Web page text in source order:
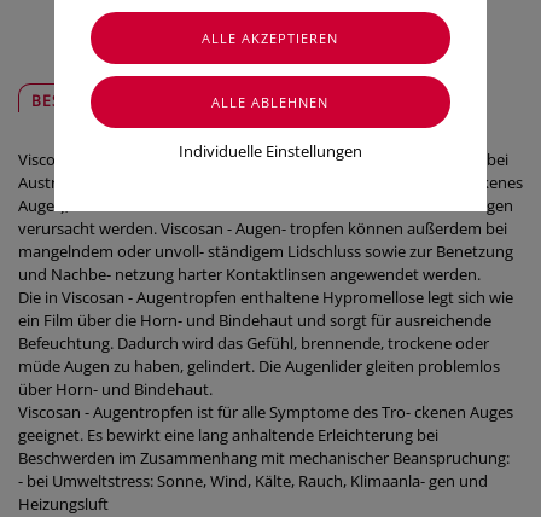
BESCHREIBUNG SICHER & REGIONAL
Viscosan - Augentropfen ist ein Tränenersatzmit- und hilft schnell bei
Austrocknungserschei- nungen der Horn- und Bindehäute ("Trockenes
Auge"), die durch Tränensekretions- und Tränenfunktions- störungen
verursacht werden. Viscosan - Augen- tropfen können außerdem bei
mangelndem oder unvoll- ständigem Lidschluss sowie zur Benetzung
und Nachbe- netzung harter Kontaktlinsen angewendet werden.
Die in Viscosan - Augentropfen enthaltene Hypromellose legt sich wie
ein Film über die Horn- und Bindehaut und sorgt für ausreichende
Befeuchtung. Dadurch wird das Gefühl, brennende, trockene oder
müde Augen zu haben, gelindert. Die Augenlider gleiten problemlos
über Horn- und Bindehaut.
Viscosan - Augentropfen ist für alle Symptome des Tro- ckenen Auges
geeignet. Es bewirkt eine lang anhaltende Erleichterung bei
Beschwerden im Zusammenhang mit mechanischer Beanspruchung:
- bei Umweltstress: Sonne, Wind, Kälte, Rauch, Klimaanla- gen und
Heizungsluft
Individuelle Einstellungen